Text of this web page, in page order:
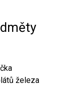
železa